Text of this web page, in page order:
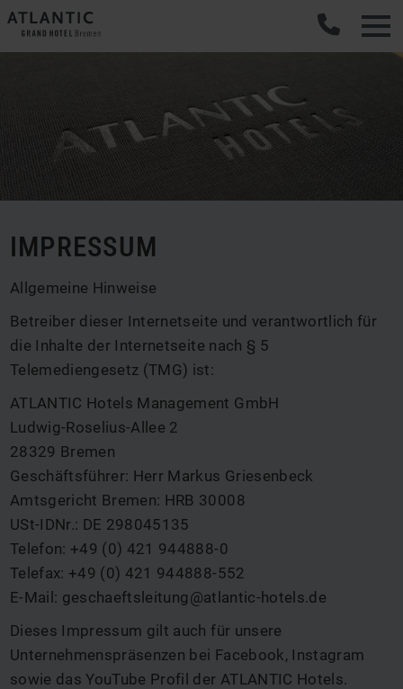
IMPRESSUM
Allgemeine Hinweise
Betreiber dieser Internetseite und verantwortlich für
die Inhalte der Internetseite nach § 5
Telemediengesetz (TMG) ist:
ATLANTIC Hotels Management GmbH
Ludwig-Roselius-Allee 2
28329 Bremen
Geschäftsführer: Herr Markus Griesenbeck
Amtsgericht Bremen: HRB 30008
USt-IDNr.: DE 298045135
Telefon: +49 (0) 421 944888-0
Telefax: +49 (0) 421 944888-552
E-Mail: geschaeftsleitung@atlantic-hotels.de
Dieses Impressum gilt auch für unsere
Unternehmenspräsenzen bei Facebook, Instagram
sowie das YouTube Profil der ATLANTIC Hotels.